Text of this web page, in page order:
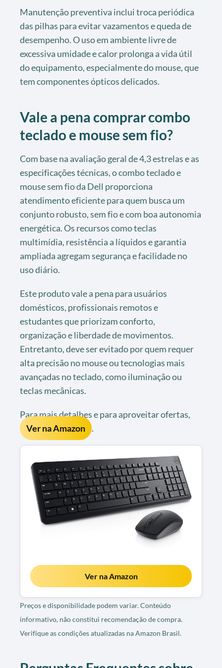
Manutenção preventiva inclui troca periódica
das pilhas para evitar vazamentos e queda de
desempenho. O uso em ambiente livre de
excessiva umidade e calor prolonga a vida útil
do equipamento, especialmente do mouse, que
tem componentes ópticos delicados.
Vale a pena comprar combo
teclado e mouse sem fio?
Com base na avaliação geral de 4,3 estrelas e as
especificações técnicas, o combo teclado e
mouse sem fio da Dell proporciona
atendimento eficiente para quem busca um
conjunto robusto, sem fio e com boa autonomia
energética. Os recursos como teclas
multimídia, resistência a líquidos e garantia
ampliada agregam segurança e facilidade no
uso diário.
Este produto vale a pena para usuários
domésticos, profissionais remotos e
estudantes que priorizam conforto,
organização e liberdade de movimentos.
Entretanto, deve ser evitado por quem requer
alta precisão no mouse ou tecnologias mais
avançadas no teclado, como iluminação ou
teclas mecânicas.
Para mais detalhes e para aproveitar ofertas,
Ver na Amazon
.
Ver na Amazon
Preços e disponibilidade podem variar. Conteúdo
informativo, não constitui recomendação de compra.
Verifique as condições atualizadas na Amazon Brasil.